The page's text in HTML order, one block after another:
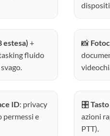
estesa) +
fluido
📸
ID: privacy
permessi e
🎛️
azioni
PTT).